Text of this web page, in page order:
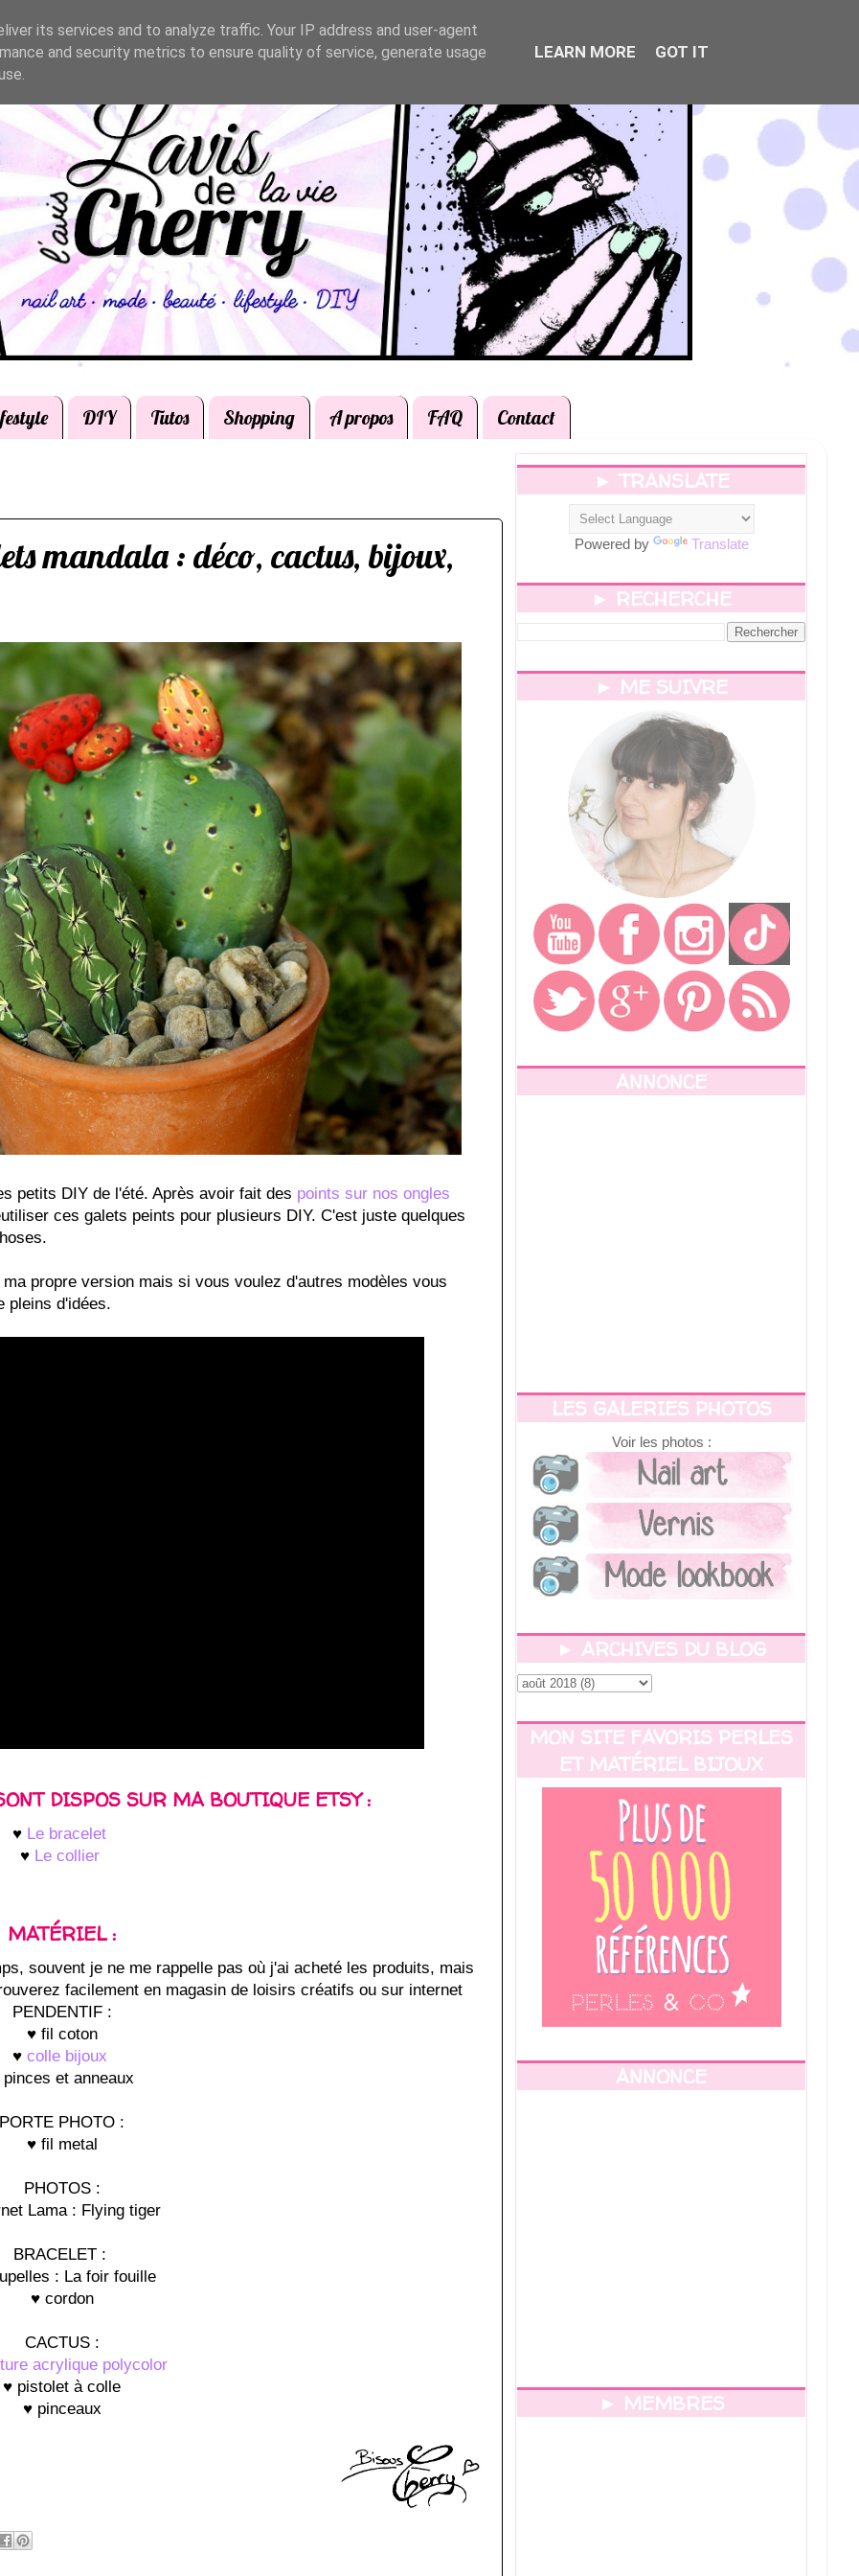
DIY Tutos Shopping A propos FAQ Contact
mandala : déco, cactus, bijoux,
petits DIY de l'été. Après avoir fait des points sur nos ongles
ces galets peints pour plusieurs DIY. C'est juste quelques
propre version mais si vous voulez d'autres modèles vous
pleins d'idées.
DISPOS SUR MA BOUTIQUE ETSY :
♥ Le bracelet
♥ Le collier
MATÉRIEL :
souvent je ne me rappelle pas où j'ai acheté les produits, mais
facilement en magasin de loisirs créatifs ou sur internet
PENDENTIF :
♥ fil coton
♥ colle bijoux
pinces et anneaux
PORTE PHOTO :
♥ fil metal
PHOTOS :
Lama : Flying tiger
BRACELET :
: La foir fouille
♥ cordon
CACTUS :
acrylique polycolor
♥ pistolet à colle
♥ pinceaux
► TRANSLATE
Powered by Translate
► RECHERCHE
► ME SUIVRE
ANNONCE
LES GALERIES PHOTOS
Voir les photos :
► ARCHIVES DU BLOG
MON SITE FAVORIS PERLES
ET MATÉRIEL BIJOUX
ANNONCE
► MEMBRES
its services and to analyze traffic. Your IP address and user-agent
and security metrics to ensure quality of service, generate usage
LEARN MORE GOT IT